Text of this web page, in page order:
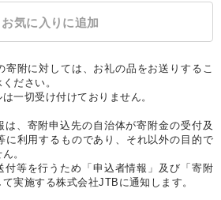
お気に入りに追加
寄附に対しては、お礼の品をお送りするこ
ださい。
一切受け付けておりません。
、寄附申込先の自治体が寄附金の受付及
に利用するものであり、それ以外の目的で
。
等を行うため「申込者情報」及び「寄附
実施する株式会社JTBに通知します。